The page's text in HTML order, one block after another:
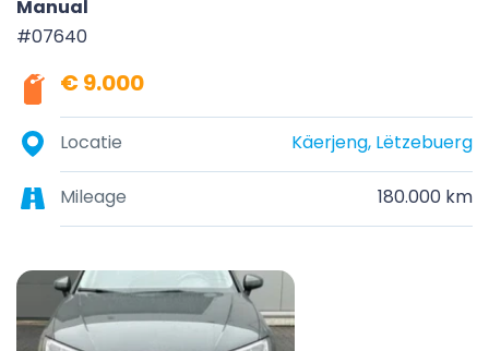
Manual
#07640
€ 9.000
Locatie Käerjeng, Lëtzebuerg
Mileage 180.000 km